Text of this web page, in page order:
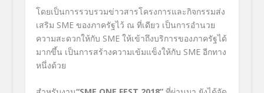
โดยเป็นการรวบรวมข่าวสารโครงการและกิจกรรมส่ง
เสริม SME ของภาครัฐไว้ ณ ที่เดียว เป็นการอำนวย
ความสะดวกให้กับ SME ให้เข้าถึงบริการของภาครัฐได้
มากขึ้น เป็นการสร้างความเข้มแข็งให้กับ SME อีกทาง
หนึ่งด้วย